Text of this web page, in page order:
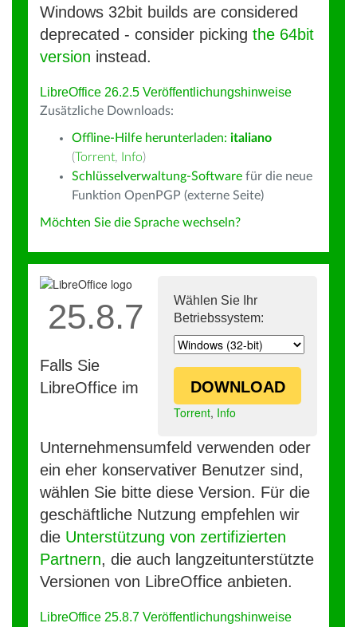
Windows 32bit builds are considered
deprecated - consider picking the 64bit
version instead.
LibreOffice 26.2.5 Veröffentlichungshinweise
Zusätzliche Downloads:
Offline-Hilfe herunterladen: italiano
(Torrent, Info)
Schlüsselverwaltung-Software für die neue
Funktion OpenPGP (externe Seite)
Möchten Sie die Sprache wechseln?
Wählen Sie Ihr
Betriebssystem:
DOWNLOAD
Torrent, Info
25.8.7
Falls Sie
LibreOffice im
Unternehmensumfeld verwenden oder
ein eher konservativer Benutzer sind,
wählen Sie bitte diese Version. Für die
geschäftliche Nutzung empfehlen wir
die Unterstützung von zertifizierten
Partnern, die auch langzeitunterstützte
Versionen von LibreOffice anbieten.
LibreOffice 25.8.7 Veröffentlichungshinweise